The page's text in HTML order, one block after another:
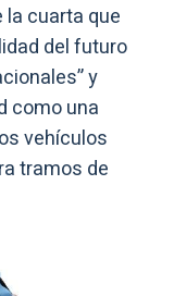
la cuarta que
del futuro
y
como una
vehículos
tramos de